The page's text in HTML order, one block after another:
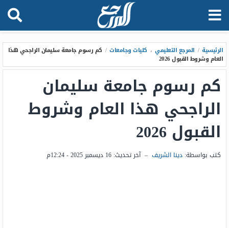
الرئيسية / المرجع التعليمي ، كليات وجامعات / كم رسوم جامعة سليمان الراجحي هذا
العام وشروط القبول 2026
كم رسوم جامعة سليمان
الراجحي هذا العام وشروط
القبول 2026
كتب بواسطة: دينا الشريف – آخر تحديث: 16 ديسمبر 2025 - 12:24م